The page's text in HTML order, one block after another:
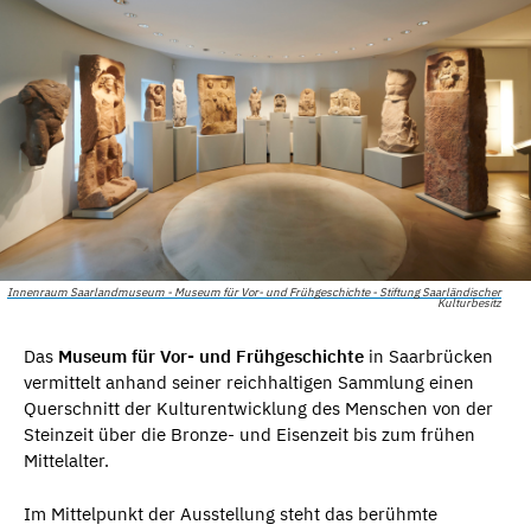
Innenraum Saarlandmuseum - Museum für Vor- und Frühgeschichte - Stiftung Saarländischer
Kulturbesitz
Das Museum für Vor- und Frühgeschichte in Saarbrücken
vermittelt anhand seiner reichhaltigen Sammlung einen
Querschnitt der Kulturentwicklung des Menschen von der
Steinzeit über die Bronze- und Eisenzeit bis zum frühen
Mittelalter.
Im Mittelpunkt der Ausstellung steht das berühmte